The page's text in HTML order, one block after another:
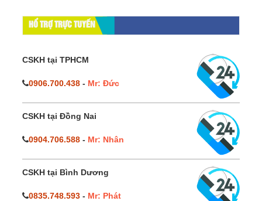
HỔ TRỢ TRỰC TUYẾN
CSKH tại TPHCM
0906.700.438 - Mr: Đức
CSKH tại Đồng Nai
0904.706.588 - Mr: Nhân
CSKH tại Bình Dương
0835.748.593 - Mr: Phát